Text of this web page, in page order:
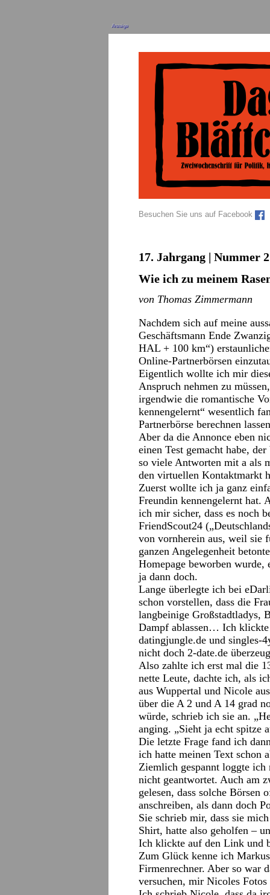
Anzeige
Besuchen Sie uns auf Facebook
17. Jahrgang | Nummer
Wie ich zu meinem
von Thomas Zimmermann
Nachdem sich auf meine
Geschäftsmann Ende
HAL + 100 km“)
Online-Partnerbörsen
Eigentlich wollte ich mir
Anspruch nehmen zu
irgendwie die romantische
kennengelernt“ wesentlich
Partnerbörse berechnen
Aber da die Annonce eben
einen Test gemacht habe,
so viele Antworten mit a als
den virtuellen Kontaktmarkt
Zuerst wollte ich ja ganz
Freundin kennengelernt hat.
ich mir sicher, dass es noch
FriendScout24
von vornherein aus, weil sie
ganzen Angelegenheit
Homepage beworben wurde,
ja dann doch.
Lange überlegte ich bei
schon vorstellen, dass die
langbeinige Großstadtladys,
Dampf ablassen… Ich klickte
datingjungle.de und singles-
nicht doch 2-date.de
Also zahlte ich erst mal die
nette Leute, dachte ich, als
aus Wuppertal und Nicole
über die A 2 und A 14 grad
würde, schrieb ich sie an.
anging. „Sieht ja echt spitze
Die letzte Frage fand ich
ich hatte meinen Text schon
Ziemlich gespannt loggte ich
nicht geantwortet. Auch am
gelesen, dass solche
anschreiben, als dann doch
Sie schrieb mir, dass sie
Shirt, hatte also geholfen –
Ich klickte auf den Link und
Zum Glück kenne ich
Firmenrechner. Aber so war
versuchen, mir Nicoles